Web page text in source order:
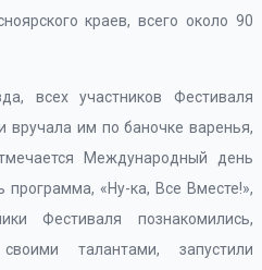
краев, всего около 90
всех участников Фестиваля
вручала им по баночке варенья,
Международный день
программа, «Ну-ка, Все Вместе!»,
Фестиваля познакомились,
талантами, запустили